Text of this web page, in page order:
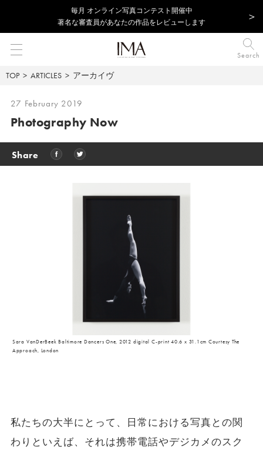
毎⽉ オンライン写真コンテスト開催中
著名な審査員があなたの作品をレビューします
Search
TOP ARTICLES アーカイヴ
27 February 2019
Photography Now
Share
Sara VanDerBeek Baltimore Dancers One, 2012 digital C-print 40.6 x 31.1cm Courtesy The
Approach, London
私たちの大半にとって、日常における写真との関
わりといえば、それは携帯電話やデジカメのスク